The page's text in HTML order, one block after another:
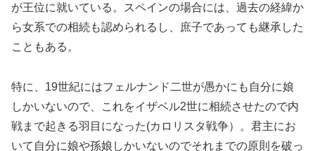
が王位に就いている。スペインの場合には、過去の経緯か
ら女系での相続も認められるし、庶子であっても継承した
こともある。
特に、19世紀にはフェルナンド二世が愚かにも自分に娘
しかいないので、これをイザベル2世に相続させたので内
戦まで起きる羽目になった(カロリスタ戦争）。君主にお
いて自分に娘や孫娘しかいないのでそれまでの原則を破っ